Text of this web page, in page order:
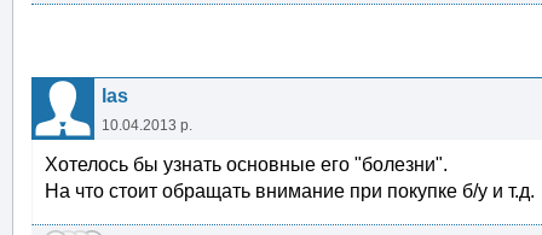
las
10.04.2013 р.
Хотелось бы узнать основные его "болезни".
На что стоит обращать внимание при покупке б/у и т.д.